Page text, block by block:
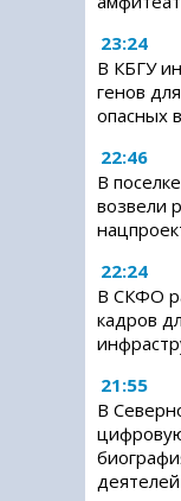
23:24
В КБГУ
генов
опасных
22:46
В
возвели
22:24
В СКФО
кадров
21:55
В
деятелей